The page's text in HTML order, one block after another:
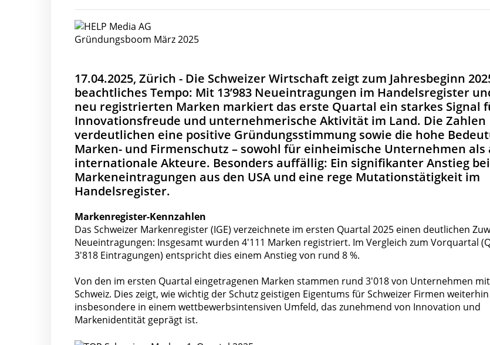
Gründungsboom März 2025
17.04.2025, Zürich - Die Schweizer Wirtschaft zeigt zum Jahresbeginn
beachtliches Tempo: Mit 13’983 Neueintragungen im Handelsregister und
neu registrierten Marken markiert das erste Quartal ein starkes Signal
Innovationsfreude und unternehmerische Aktivität im Land. Die Zahlen
verdeutlichen eine positive Gründungsstimmung sowie die hohe
Marken- und Firmenschutz – sowohl für einheimische Unternehmen als
internationale Akteure. Besonders auffällig: Ein signifikanter Anstieg
Markeneintragungen aus den USA und eine rege Mutationstätigkeit im
Handelsregister.
Markenregister-Kennzahlen
Das Schweizer Markenregister (IGE) verzeichnete im ersten Quartal 2025 einen deutlichen
Neueintragungen: Insgesamt wurden 4'111 Marken registriert. Im Vergleich zum Vorquartal
3'818 Eintragungen) entspricht dies einem Anstieg von rund 8 %.
Von den im ersten Quartal eingetragenen Marken stammen rund 3'018 von Unternehmen
Schweiz. Dies zeigt, wie wichtig der Schutz geistigen Eigentums für Schweizer Firmen
insbesondere in einem wettbewerbsintensiven Umfeld, das zunehmend von Innovation und
Markenidentität geprägt ist.